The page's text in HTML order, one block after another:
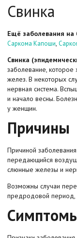
Свинка
Ещё заболевания на
Саркома Капоши,
Свинка
заболевание, которое
желез. В некоторых
нервная система.
и начало весны.
у женщин.
Причины
Причиной
передающийся
слюнные железы и
Возможны случаи
предродовой период,